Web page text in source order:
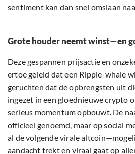
sentiment kan dan snel omslaan
Grote houder neemt winst—en
Deze gespannen prijsactie en
ertoe geleid dat een Ripple-whale
geruchten dat de opbrengsten uit
ingezet in een gloednieuwe crypto
serieus momentum opbouwt. De
officieel genoemd, maar op social
al de volgende virale
aandacht trekt en viraal gaat op